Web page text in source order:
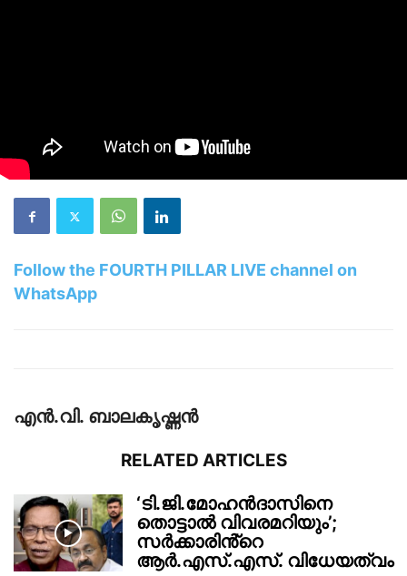
Follow the FOURTH PILLAR LIVE channel on
WhatsApp
എൻ.വി. ബാലകൃഷ്ണൻ
RELATED ARTICLES
‘ടി.ജി.മോഹൻദാസിനെ
തൊട്ടാൽ വിവരമറിയും’;
സര്‍ക്കാരിൻ്റെ
ആർ.എസ്.എസ്. വിധേയത്വം